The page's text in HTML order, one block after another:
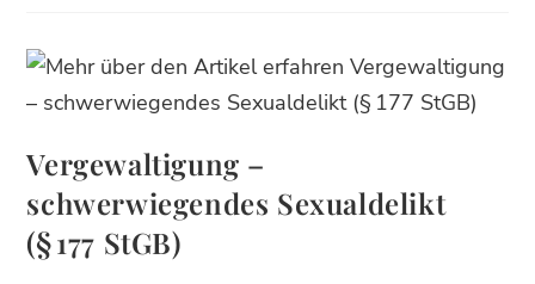
Vergewaltigung –
schwerwiegendes Sexualdelikt
(§ 177 StGB)